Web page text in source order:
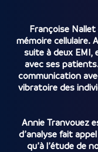
Françoise
mémoire cellulaire.
suite à deux EMI,
avec ses
communication
vibratoire des
Annie Tranvouez
d’analyse fait
qu’à l’étude de